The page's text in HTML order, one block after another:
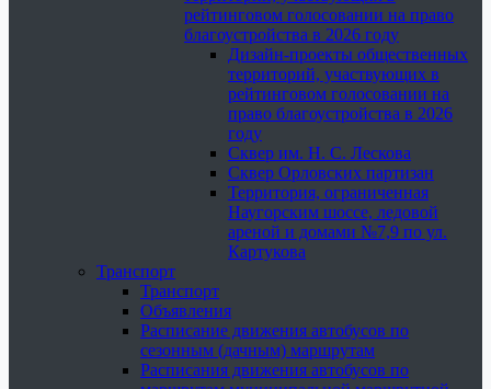
рейтинговом голосовании на право
благоустройства в 2026 году
Дизайн-проекты общественных
территорий, участвующих в
рейтинговом голосовании на
право благоустройства в 2026
году
Сквер им. Н. С. Лескова
Сквер Орловских партизан
Территория, ограниченная
Наугорским шоссе, ледовой
ареной и домами №7,9 по ул.
Картукова
Транспорт
Транспорт
Объявления
Расписание движения автобусов по
сезонным (дачным) маршрутам
Расписания движения автобусов по